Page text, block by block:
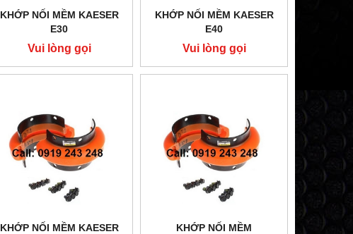
KHỚP NỐI MỀM KAESER
E30
Vui lòng gọi
KHỚP NỐI MỀM KAESER
E40
Vui lòng gọi
KHỚP NỐI MỀM KAESER
KHỚP NỐI MỀM